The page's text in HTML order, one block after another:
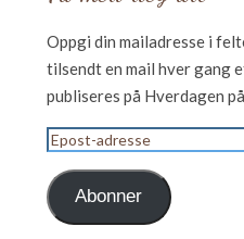
Oppgi din mailadresse i
tilsendt en mail hver gang
publiseres på Hverdagen
Epost-
adresse
Abonner